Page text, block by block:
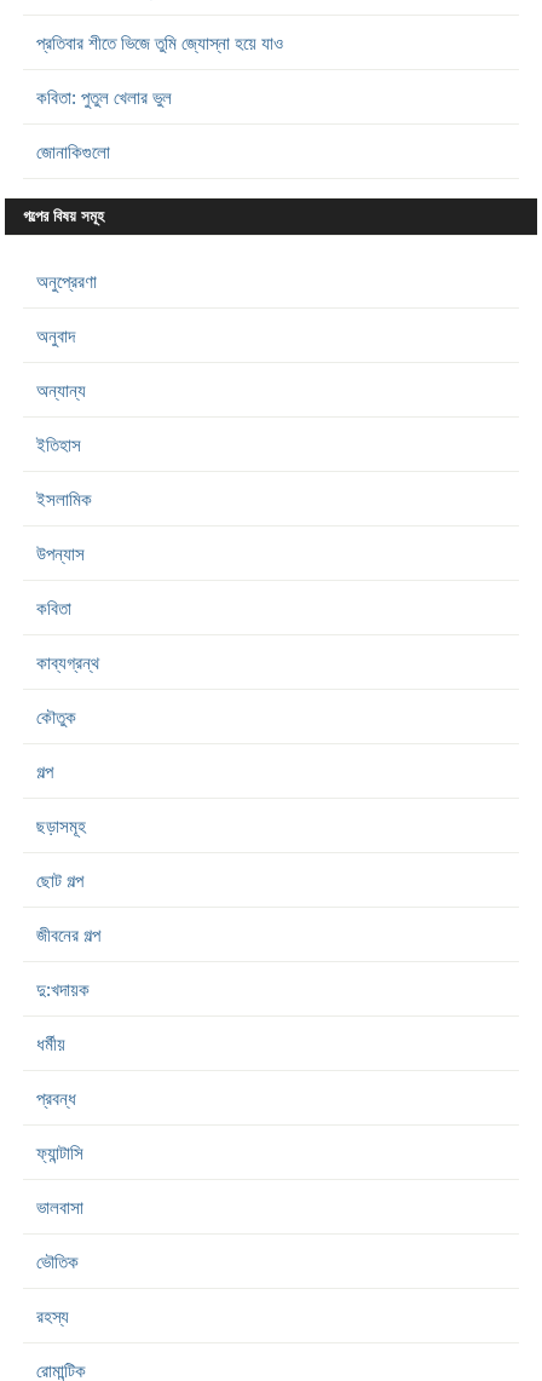
প্রতিবার শীতে ভিজে তুমি জ্যোস্না হয়ে যাও
কবিতা: পুতুল খেলার ভুল
জোনাকিগুলো
গল্পের বিষয় সমূহ
অনুপ্রেরণা
অনুবাদ
অন্যান্য
ইতিহাস
ইসলামিক
উপন্যাস
কবিতা
কাব্যগ্রন্থ
কৌতুক
গল্প
ছড়াসমূহ
ছোট গল্প
জীবনের গল্প
দু:খদায়ক
ধর্মীয়
প্রবন্ধ
ফ্যান্টাসি
ভালবাসা
ভৌতিক
রহস্য
রোমান্টিক